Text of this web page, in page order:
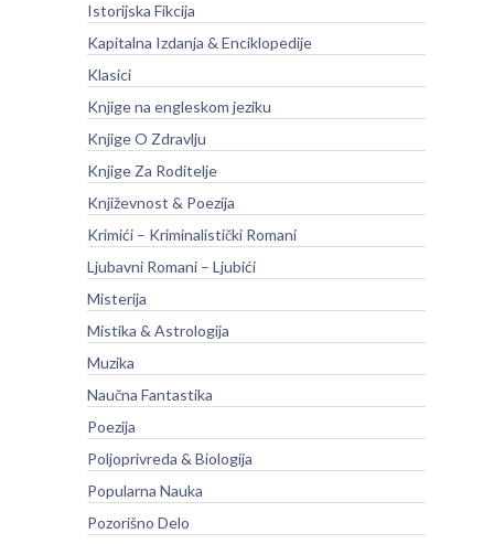
Istorijska Fikcija
Kapitalna Izdanja & Enciklopedije
Klasici
Knjige na engleskom jeziku
Knjige O Zdravlju
Knjige Za Roditelje
Književnost & Poezija
Krimići – Kriminalistički Romani
Ljubavni Romani – Ljubići
Misterija
Mistika & Astrologija
Muzika
Naučna Fantastika
Poezija
Poljoprivreda & Biologija
Popularna Nauka
Pozorišno Delo